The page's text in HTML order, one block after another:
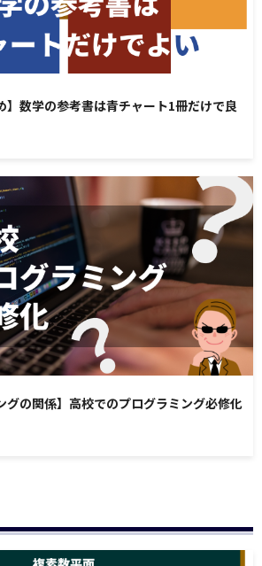
】数学の参考書は青チャート1冊だけで良
グの関係】高校でのプログラミング必修化